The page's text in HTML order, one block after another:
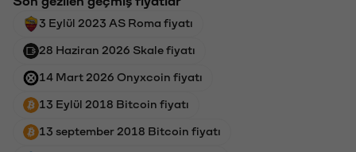
3 Eylül 2023 AS Roma fiyatı
28 Haziran 2026 Skale fiyatı
14 Mart 2026 Onyxcoin fiyatı
13 Eylül 2018 Bitcoin fiyatı
13 september 2018 Bitcoin fiyatı